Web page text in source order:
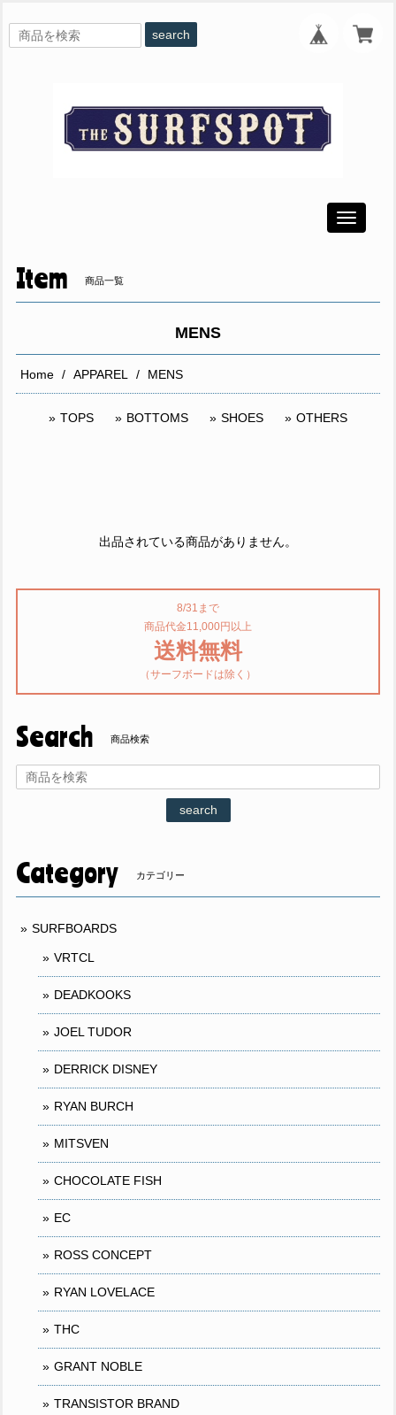
search
Toggle
Item 商品一覧
MENS
Home APPAREL MENS
TOPS BOTTOMS SHOES OTHERS
出品されている商品がありません。
8/31まで
商品代金11,000円以上
送料無料
（サーフボードは除く）
Search 商品検索
search
Category カテゴリー
SURFBOARDS
VRTCL
DEADKOOKS
JOEL TUDOR
DERRICK DISNEY
RYAN BURCH
MITSVEN
CHOCOLATE FISH
EC
ROSS CONCEPT
RYAN LOVELACE
THC
GRANT NOBLE
TRANSISTOR BRAND